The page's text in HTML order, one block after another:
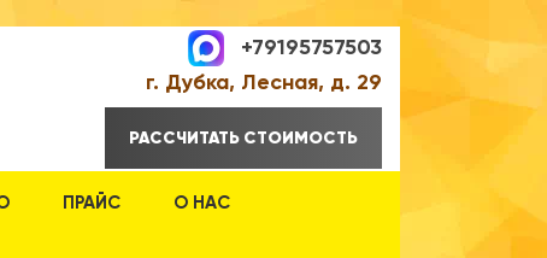
+79195757503
г. Дубка, Лесная, д. 29
РАССЧИТАТЬ СТОИМОСТЬ
ПРАЙС О НАС